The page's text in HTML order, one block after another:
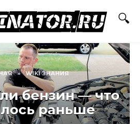
» WIKI ЗНАНИЯ
бензин — что
раньше